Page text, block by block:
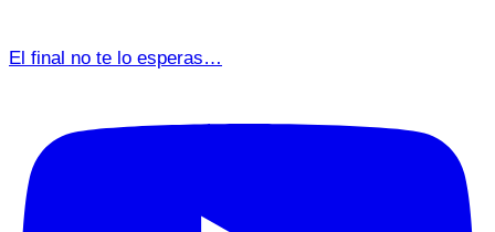
El final no te lo esperas…